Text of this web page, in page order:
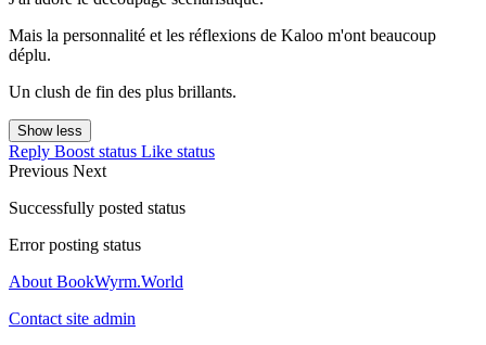
Mais la personnalité et les réflexions de Kaloo m'ont beaucoup
déplu.
Un clush de fin des plus brillants.
Show less
Reply Boost status Like status
Previous Next
Successfully posted status
Error posting status
About BookWyrm.World
Contact site admin